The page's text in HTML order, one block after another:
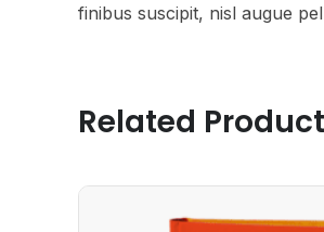
finibus suscipit, nisl augue
Related